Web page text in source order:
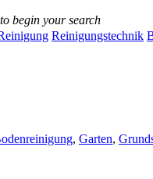
begin your search
Reinigungstechnik
, Garten,